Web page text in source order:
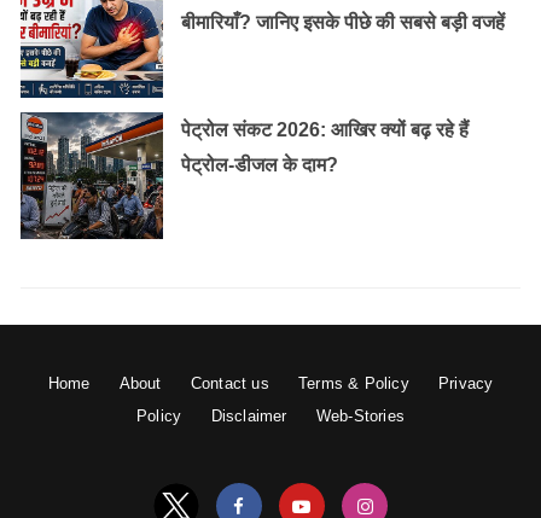
बीमारियाँ? जानिए इसके पीछे की सबसे बड़ी वजहें
पेट्रोल संकट 2026: आखिर क्यों बढ़ रहे हैं
पेट्रोल-डीजल के दाम?
Home About Contact us Terms & Policy
Privacy
Policy
Disclaimer Web-Stories